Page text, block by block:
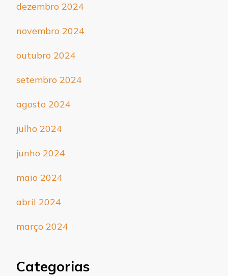
dezembro 2024
novembro 2024
outubro 2024
setembro 2024
agosto 2024
julho 2024
junho 2024
maio 2024
abril 2024
março 2024
Categorias